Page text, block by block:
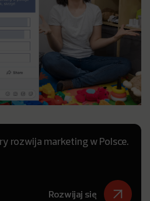
rozwija marketing w Polsce.
Rozwijaj się